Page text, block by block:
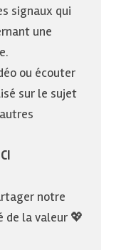
signaux qui
une
ou écouter
sur le sujet
notre
de la valeur 💖